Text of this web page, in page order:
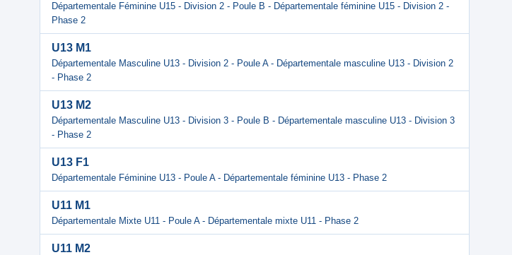
Départementale Féminine U15 - Division 2 - Poule B - Départementale féminine U15 - Division 2 -
Phase 2
U13 M1
Départementale Masculine U13 - Division 2 - Poule A - Départementale masculine U13 - Division 2
- Phase 2
U13 M2
Départementale Masculine U13 - Division 3 - Poule B - Départementale masculine U13 - Division 3
- Phase 2
U13 F1
Départementale Féminine U13 - Poule A - Départementale féminine U13 - Phase 2
U11 M1
Départementale Mixte U11 - Poule A - Départementale mixte U11 - Phase 2
U11 M2